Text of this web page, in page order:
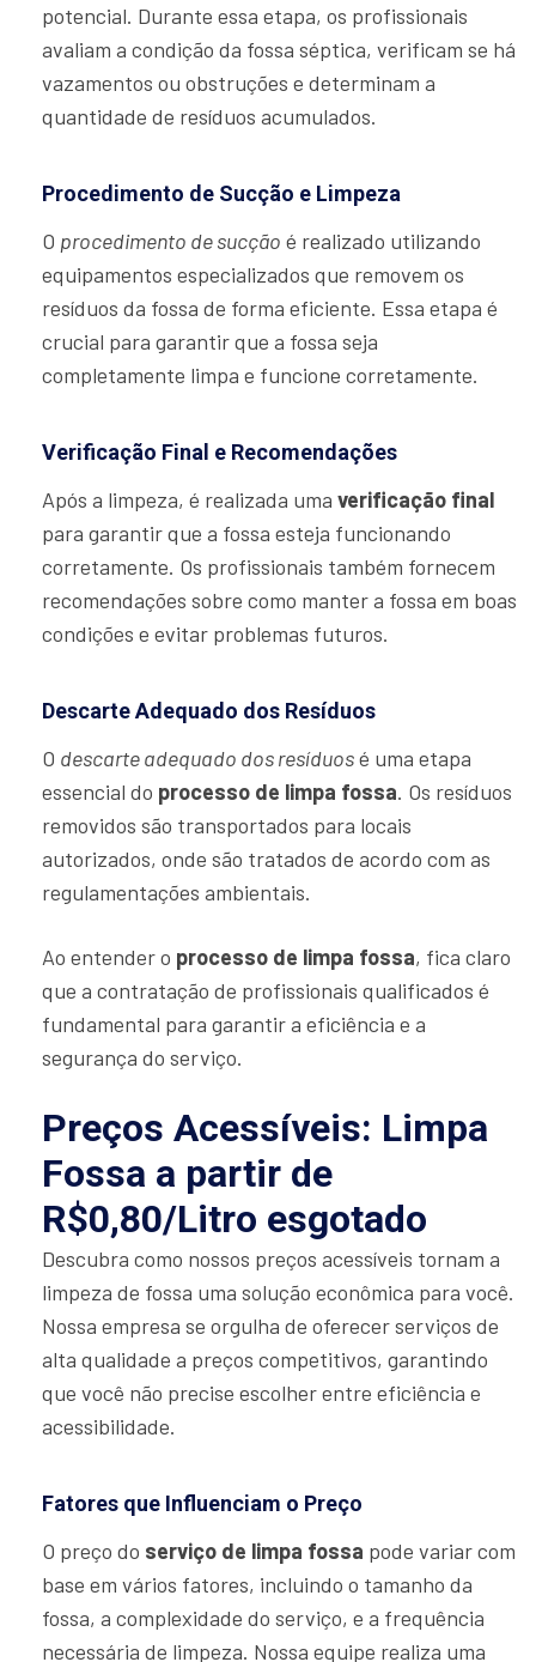
potencial. Durante essa etapa, os profissionais
avaliam a condição da fossa séptica, verificam se há
vazamentos ou obstruções e determinam a
quantidade de resíduos acumulados.
Procedimento de Sucção e Limpeza
O procedimento de sucção é realizado utilizando
equipamentos especializados que removem os
resíduos da fossa de forma eficiente. Essa etapa é
crucial para garantir que a fossa seja
completamente limpa e funcione corretamente.
Verificação Final e Recomendações
Após a limpeza, é realizada uma verificação final
para garantir que a fossa esteja funcionando
corretamente. Os profissionais também fornecem
recomendações sobre como manter a fossa em boas
condições e evitar problemas futuros.
Descarte Adequado dos Resíduos
O descarte adequado dos resíduosé uma etapa
essencial do processo de limpa fossa. Os resíduos
removidos são transportados para locais
autorizados, onde são tratados de acordo com as
regulamentações ambientais.
Ao entender o processo de limpa fossa, fica claro
que a contratação de profissionais qualificados é
fundamental para garantir a eficiência e a
segurança do serviço.
Preços Acessíveis: Limpa
Fossa a partir de
R$0,80/Litro esgotado
Descubra como nossos preços acessíveis tornam a
limpeza de fossa uma solução econômica para você.
Nossa empresa se orgulha de oferecer serviços de
alta qualidade a preços competitivos, garantindo
que você não precise escolher entre eficiência e
acessibilidade.
Fatores que Influenciam o Preço
O preço do serviço de limpa fossa pode variar com
base em vários fatores, incluindo o tamanho da
fossa, a complexidade do serviço, e a frequência
necessária de limpeza. Nossa equipe realiza uma